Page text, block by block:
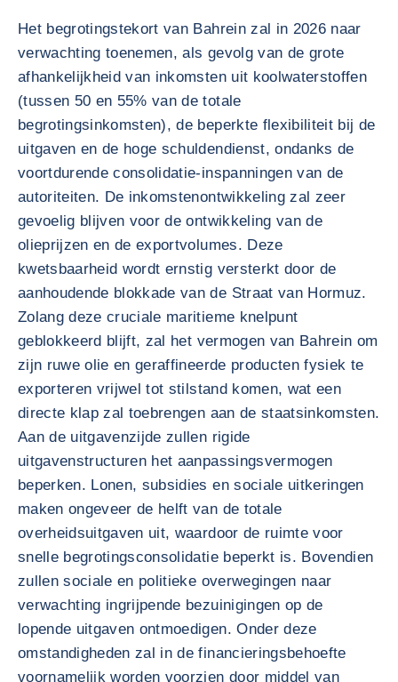
Het begrotingstekort van Bahrein zal in 2026 naar
verwachting toenemen, als gevolg van de grote
afhankelijkheid van inkomsten uit koolwaterstoffen
(tussen 50 en 55% van de totale
begrotingsinkomsten), de beperkte flexibiliteit bij de
uitgaven en de hoge schuldendienst, ondanks de
voortdurende consolidatie-inspanningen van de
autoriteiten. De inkomstenontwikkeling zal zeer
gevoelig blijven voor de ontwikkeling van de
olieprijzen en de exportvolumes. Deze
kwetsbaarheid wordt ernstig versterkt door de
aanhoudende blokkade van de Straat van Hormuz.
Zolang deze cruciale maritieme knelpunt
geblokkeerd blijft, zal het vermogen van Bahrein om
zijn ruwe olie en geraffineerde producten fysiek te
exporteren vrijwel tot stilstand komen, wat een
directe klap zal toebrengen aan de staatsinkomsten.
Aan de uitgavenzijde zullen rigide
uitgavenstructuren het aanpassingsvermogen
beperken. Lonen, subsidies en sociale uitkeringen
maken ongeveer de helft van de totale
overheidsuitgaven uit, waardoor de ruimte voor
snelle begrotingsconsolidatie beperkt is. Bovendien
zullen sociale en politieke overwegingen naar
verwachting ingrijpende bezuinigingen op de
lopende uitgaven ontmoedigen. Onder deze
omstandigheden zal in de financieringsbehoefte
voornamelijk worden voorzien door middel van